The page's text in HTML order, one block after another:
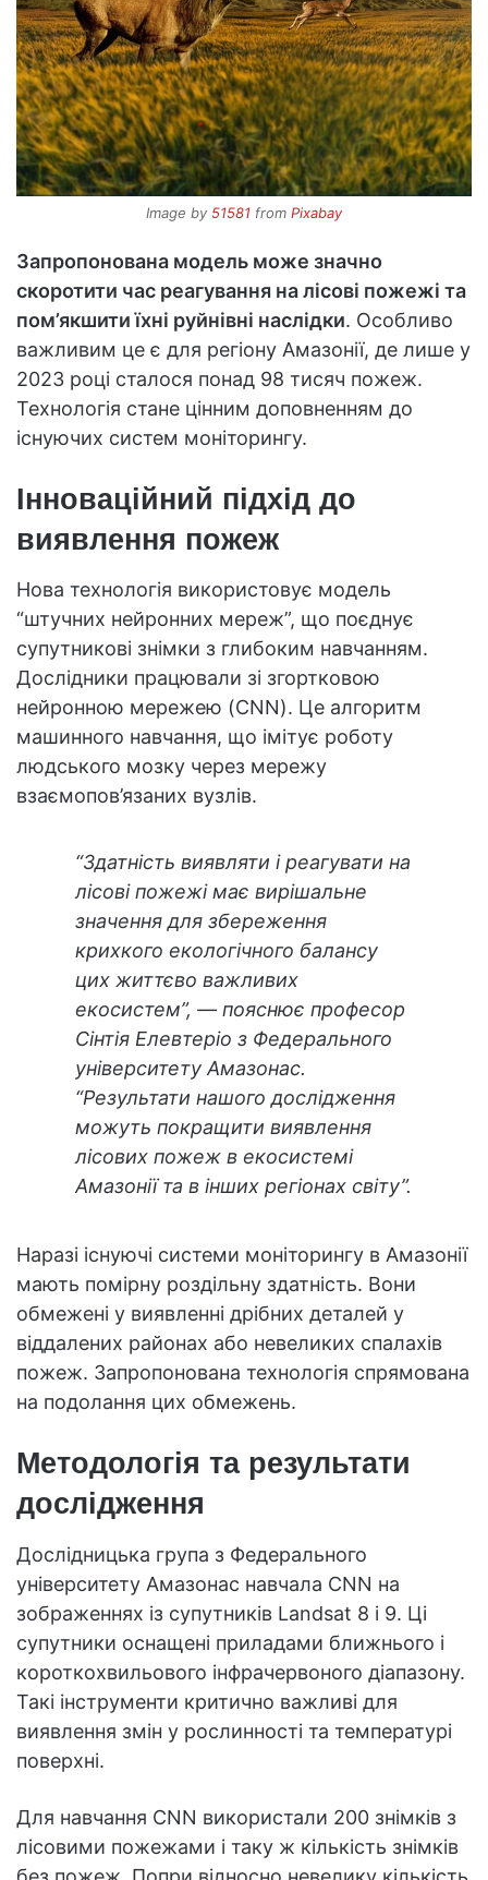
Image by 51581 from Pixabay
Запропонована модель може значно
скоротити час реагування на лісові пожежі та
пом’якшити їхні руйнівні наслідки. Особливо
важливим це є для регіону Амазонії, де лише у
2023 році сталося понад 98 тисяч пожеж.
Технологія стане цінним доповненням до
існуючих систем моніторингу.
Інноваційний підхід до
виявлення пожеж
Нова технологія використовує модель
“штучних нейронних мереж”, що поєднує
супутникові знімки з глибоким навчанням.
Дослідники працювали зі згортковою
нейронною мережею (CNN). Це алгоритм
машинного навчання, що імітує роботу
людського мозку через мережу
взаємопов’язаних вузлів.
“Здатність виявляти і реагувати на
лісові пожежі має вирішальне
значення для збереження
крихкого екологічного балансу
цих життєво важливих
екосистем”, — пояснює професор
Сінтія Елевтеріо з Федерального
університету Амазонас.
“Результати нашого дослідження
можуть покращити виявлення
лісових пожеж в екосистемі
Амазонії та в інших регіонах світу”.
Наразі існуючі системи моніторингу в Амазонії
мають помірну роздільну здатність. Вони
обмежені у виявленні дрібних деталей у
віддалених районах або невеликих спалахів
пожеж. Запропонована технологія спрямована
на подолання цих обмежень.
Методологія та результати
дослідження
Дослідницька група з Федерального
університету Амазонас навчала CNN на
зображеннях із супутників Landsat 8 і 9. Ці
супутники оснащені приладами ближнього і
короткохвильового інфрачервоного діапазону.
Такі інструменти критично важливі для
виявлення змін у рослинності та температурі
поверхні.
Для навчання CNN використали 200 знімків з
лісовими пожежами і таку ж кількість знімків